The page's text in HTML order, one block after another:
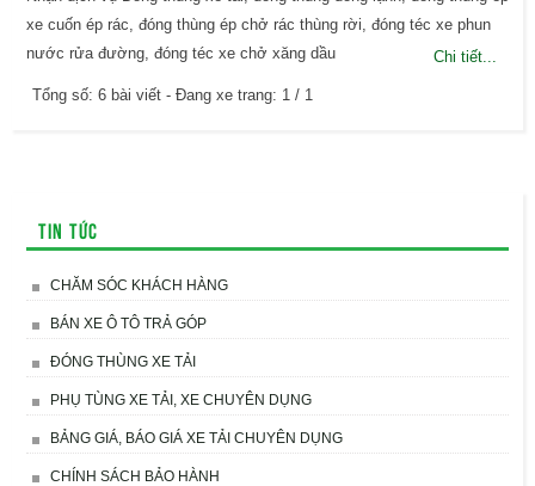
xe cuốn ép rác, đóng thùng ép chở rác thùng rời, đóng téc xe phun
nước rửa đường, đóng téc xe chở xăng dầu
Chi tiết...
Tổng số: 6 bài viết - Đang xe trang: 1 / 1
Tin tức
CHĂM SÓC KHÁCH HÀNG
BÁN XE Ô TÔ TRẢ GÓP
ĐÓNG THÙNG XE TẢI
PHỤ TÙNG XE TẢI, XE CHUYÊN DỤNG
BẢNG GIÁ, BÁO GIÁ XE TẢI CHUYÊN DỤNG
CHÍNH SÁCH BẢO HÀNH